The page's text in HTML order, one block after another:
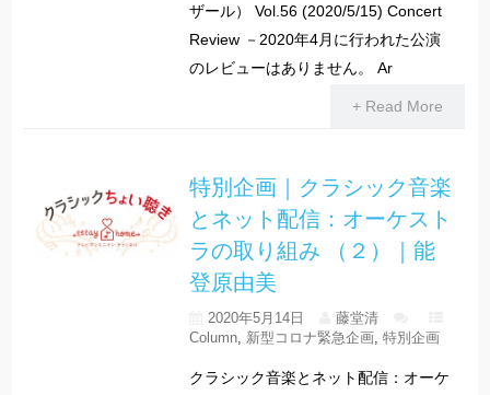
ザール） Vol.56 (2020/5/15) Concert
Review －2020年4月に行われた公演
のレビューはありません。 Ar
+ Read More
特別企画｜クラシック音楽
とネット配信：オーケスト
ラの取り組み （２）｜能
登原由美
2020年5月14日
藤堂清
Column, 新型コロナ緊急企画, 特別企画
クラシック音楽とネット配信：オーケ